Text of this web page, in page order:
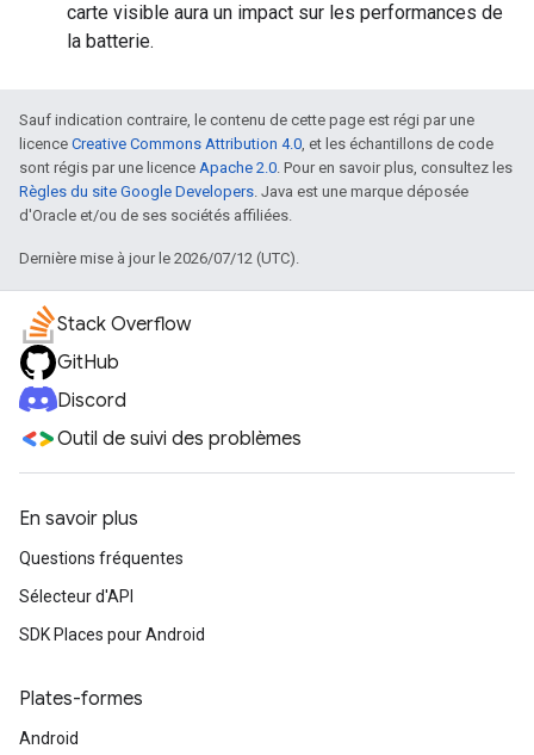
carte visible aura un impact sur les performances de
la batterie.
Sauf indication contraire, le contenu de cette page est régi par une
licence Creative Commons Attribution 4.0, et les échantillons de code
sont régis par une licence Apache 2.0. Pour en savoir plus, consultez les
Règles du site Google Developers. Java est une marque déposée
d'Oracle et/ou de ses sociétés affiliées.
Dernière mise à jour le 2026/07/12 (UTC).
Stack Overflow
GitHub
Discord
Outil de suivi des problèmes
En savoir plus
Questions fréquentes
Sélecteur d'API
SDK Places pour Android
Plates-formes
Android